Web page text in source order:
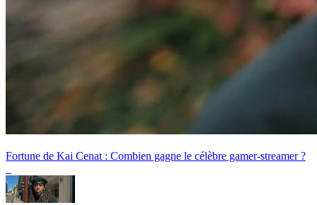
Fortune de Kai Cenat : Combien gagne le célèbre gamer-streamer ?